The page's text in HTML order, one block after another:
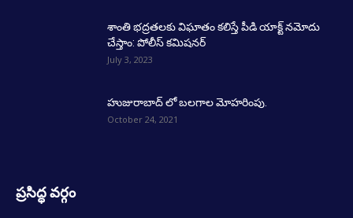
శాంతి భద్రతలకు విఘాతం కలిస్తే పీడి యాక్ట్ నమోదు
చేస్తాం: పోలీస్ కమిషనర్
July 3, 2023
హుజురాబాద్ లో బలగాల మోహరింపు.
October 24, 2021
ప్రసిద్ధ వర్గం